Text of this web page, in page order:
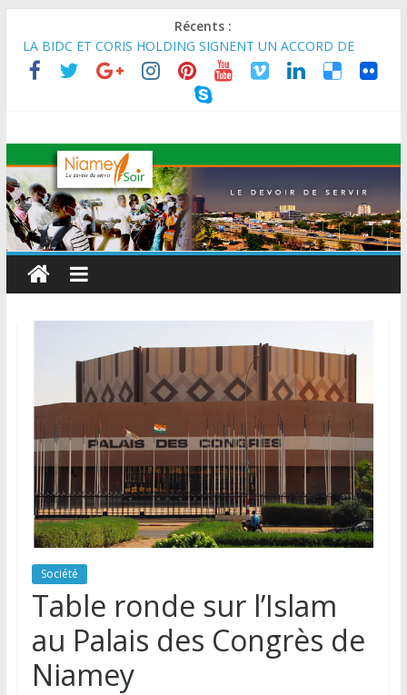
Récents :
LA BIDC ET CORIS HOLDING SIGNENT UN ACCORD DE
FINANCEMENT DE 80 MILLIONS D’EUROS POUR
RENFORCER LES CHAÎNES DE VALEUR ALIMENTAIRES,
ÉNERGÉTIQUES ET AGRICOLES EN AFRIQUE DE L’OUEST
Général de Division Mohamed TOUMBA a reçu en audience
son homologue du Burkina Faso et délégation du Kawar.
BANQUE MONDIALE : L’IA offre un levier vital aux économies
en développement en panne de croissance (Communiqué)
AES : Le Chef de l’Etat a reçu en audience à Maradi les
ministres en charge de l’Environnement du Burkina Faso et du
Mali.
MARADI : Le Président de la République, Chef de l’État, S.E le
pour la célébration de la 3ᵉ édition de la Journée Nationale de
Société
Table ronde sur l’Islam
au Palais des Congrès de
Niamey